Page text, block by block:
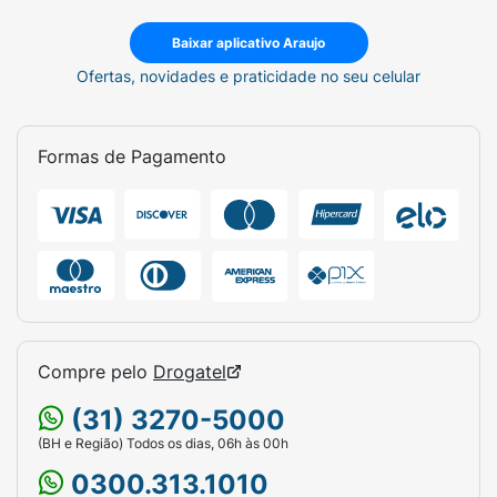
Este produto não deve ser usado para
alimentar crianças menores de 1 (um) ano de
e alergias e é recomendado até os 2 (dois)
anos de idade ou mais
Baixar aplicativo Araujo
Ofertas, novidades e praticidade no seu celular
Formas de Pagamento
Compre pelo Drogatel
(31) 3270-5000
(BH e Região) Todos os dias, 06h às 00h
0300.313.1010